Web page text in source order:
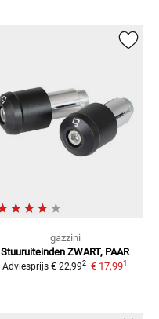
gazzini
Stuuruiteinden ZWART, PAAR
Adviesprijs € 22,992 € 17,991